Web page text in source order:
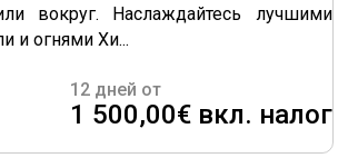
вокруг. Наслаждайтесь лучшими
и огнями Хи...
12 дней от
1 500,00€ вкл. налог